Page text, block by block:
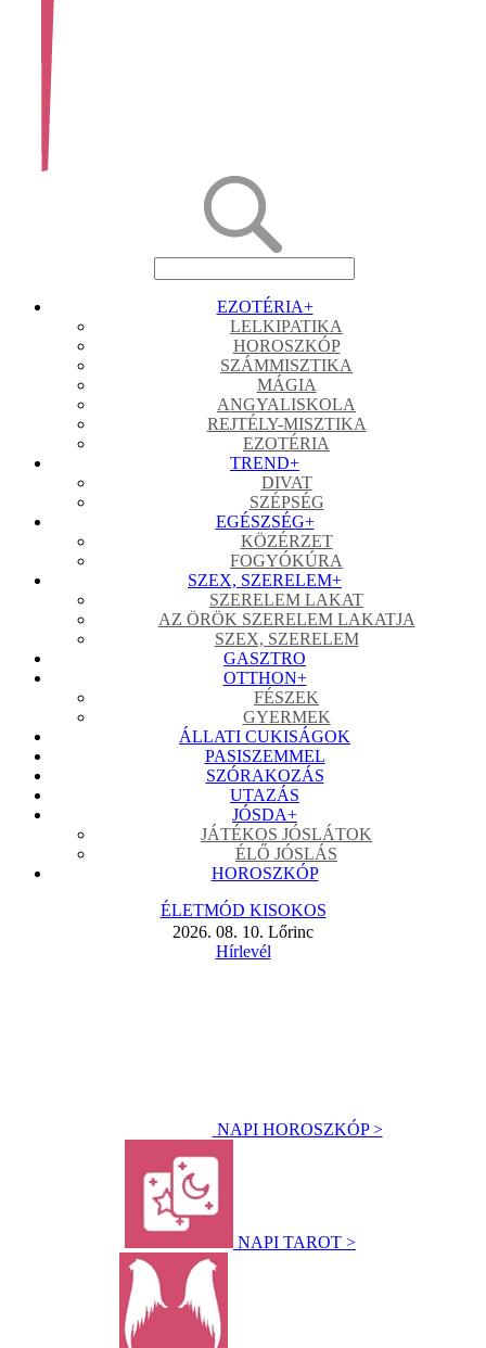
EZOTÉRIA+
LELKIPATIKA
HOROSZKÓP
SZÁMMISZTIKA
MÁGIA
ANGYALISKOLA
REJTÉLY-MISZTIKA
EZOTÉRIA
TREND+
DIVAT
SZÉPSÉG
EGÉSZSÉG+
KÖZÉRZET
FOGYÓKÚRA
SZEX, SZERELEM+
SZERELEM LAKAT
AZ ÖRÖK SZERELEM LAKATJA
SZEX, SZERELEM
GASZTRO
OTTHON+
FÉSZEK
GYERMEK
ÁLLATI CUKISÁGOK
PASISZEMMEL
SZÓRAKOZÁS
UTAZÁS
JÓSDA+
JÁTÉKOS JÓSLÁTOK
ÉLŐ JÓSLÁS
HOROSZKÓP
ÉLETMÓD KISOKOS
2026. 08. 10. Lőrinc
Hírlevél
NAPI HOROSZKÓP >
NAPI TAROT >